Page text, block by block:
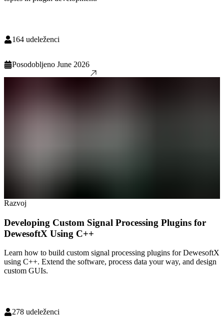
164 udeleženci
Posodobljeno June 2026
Razvoj
Developing Custom Signal Processing Plugins for
DewesoftX Using C++
Learn how to build custom signal processing plugins for DewesoftX
using C++. Extend the software, process data your way, and design
custom GUIs.
278 udeleženci